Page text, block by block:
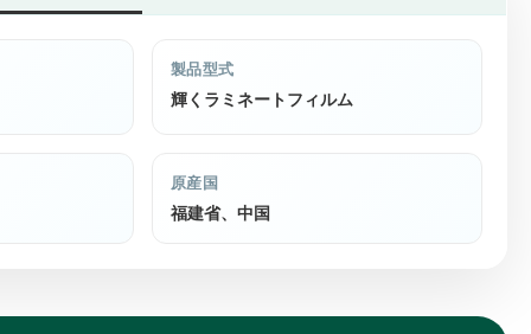
製品型式
輝くラミネートフィルム
原産国
福建省、中国